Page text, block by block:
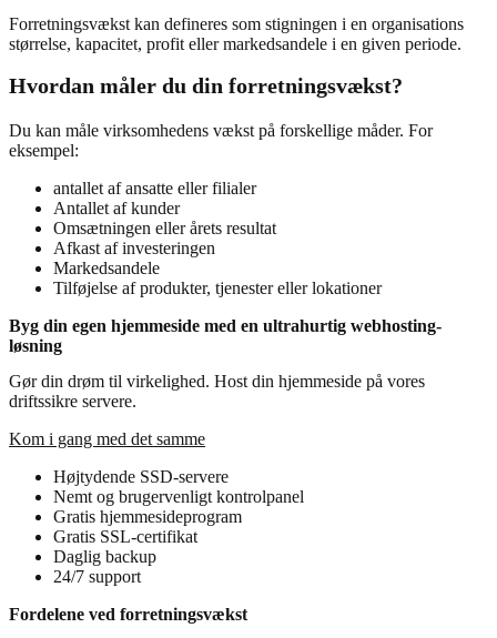
Forretningsvækst kan defineres som stigningen i en organisations
størrelse, kapacitet, profit eller markedsandele i en given periode.
Hvordan måler du din forretningsvækst?
Du kan måle virksomhedens vækst på forskellige måder. For
eksempel:
antallet af ansatte eller filialer
Antallet af kunder
Omsætningen eller årets resultat
Afkast af investeringen
Markedsandele
Tilføjelse af produkter, tjenester eller lokationer
Byg din egen hjemmeside med en ultrahurtig webhosting-
løsning
Gør din drøm til virkelighed. Host din hjemmeside på vores
driftssikre servere.
Kom i gang med det samme
Højtydende SSD-servere
Nemt og brugervenligt kontrolpanel
Gratis hjemmesideprogram
Gratis SSL-certifikat
Daglig backup
24/7 support
Fordelene ved forretningsvækst